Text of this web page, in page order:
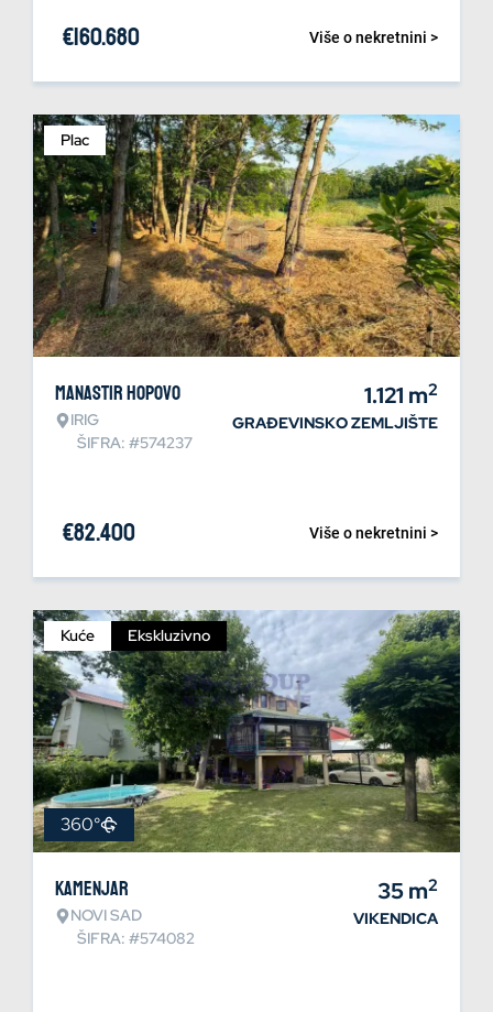
Više o nekretnini >
€160.680
Plac
Manastir Hopovo
IRIG
ŠIFRA: #574237
1.121 m2
GRAĐEVINSKO ZEMLJIŠTE
Više o nekretnini >
€82.400
Kuće Ekskluzivno
360°
Kamenjar
NOVI SAD
ŠIFRA: #574082
35m2
VIKENDICA